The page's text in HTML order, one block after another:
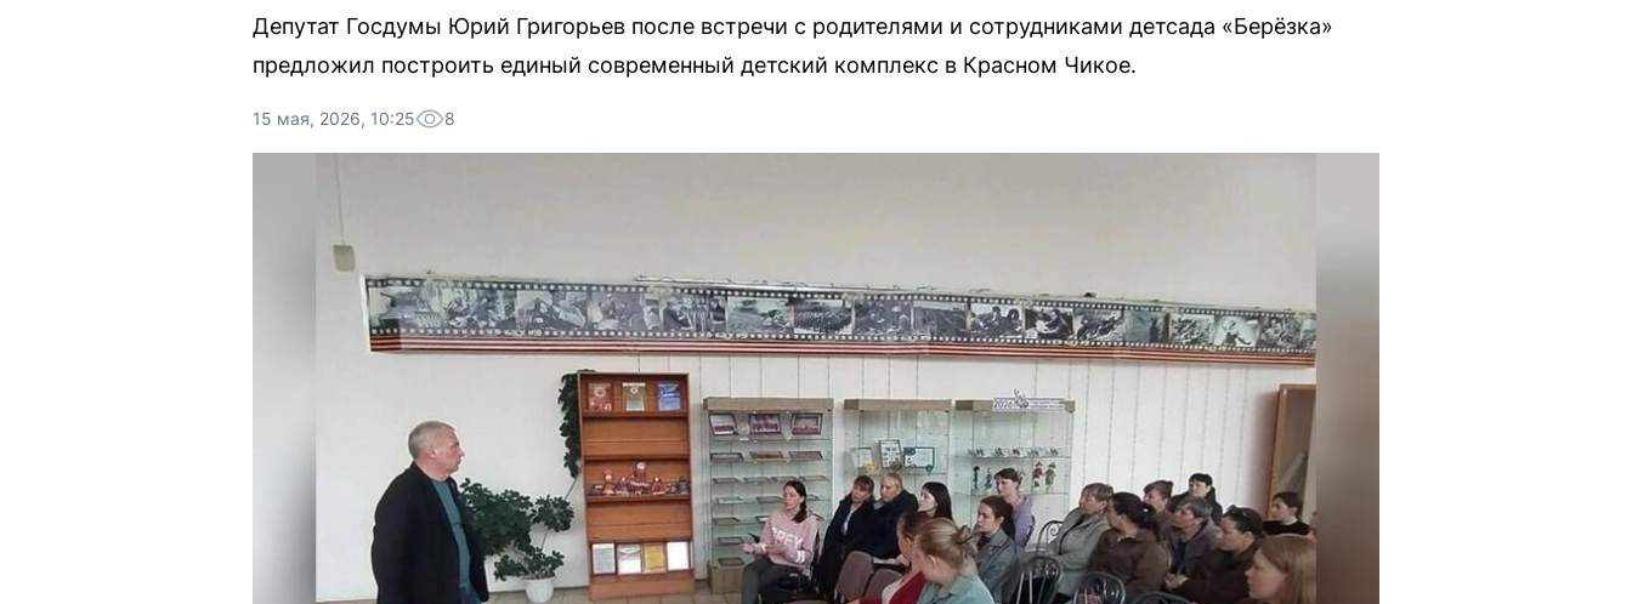
Депутат Госдумы Юрий Григорьев после встречи с родителями и сотрудниками детсада «Берёзка»
предложил построить единый современный детский комплекс в Красном Чикое.
15 мая, 2026, 10:25 8